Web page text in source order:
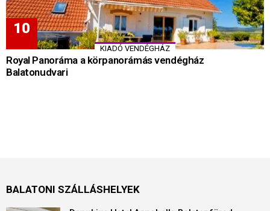
KIADÓ VENDÉGHÁZ
Royal Panoráma a körpanorámás vendégház
Balatonudvari
BALATONI SZÁLLÁSHELYEK